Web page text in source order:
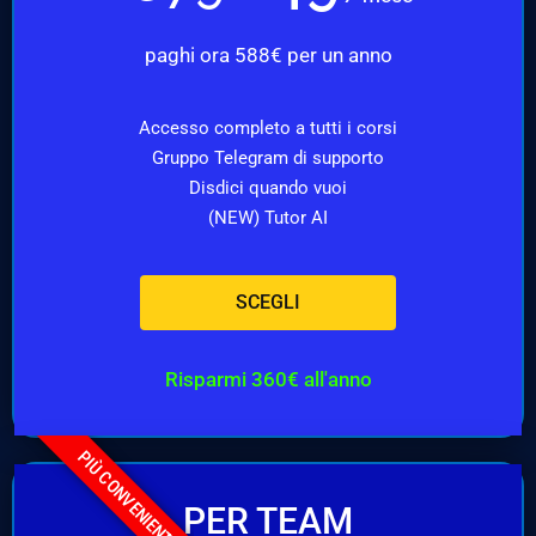
paghi ora 588€ per un anno
Accesso completo a tutti i corsi
Gruppo Telegram di supporto
Disdici quando vuoi
(NEW) Tutor AI
SCEGLI
Risparmi 360€ all'anno
PIÙ CONVENIENTEPER TEAM